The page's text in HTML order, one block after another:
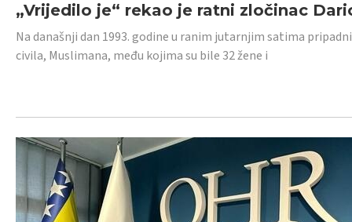
„Vrijedilo je“ rekao je ratni zločinac
Na današnji dan 1993. godine u ranim jutarnjim satima
civila, Muslimana, među kojima su bile 32 žene i